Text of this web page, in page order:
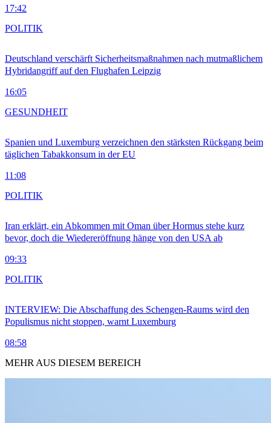
17:42
Deutschland verschärft Sicherheitsmaßnahmen nach mutmaßlichem
Hybridangriff auf den Flughafen Leipzig
16:05
POLITIK
Spanien und Luxemburg verzeichnen den stärksten Rückgang beim
täglichen Tabakkonsum in der EU
11:08
GESUNDHEIT
Iran erklärt, ein Abkommen mit Oman über Hormus stehe kurz
bevor, doch die Wiedereröffnung hänge von den USA ab
09:33
POLITIK
INTERVIEW: Die Abschaffung des Schengen-Raums wird den
Populismus nicht stoppen, warnt Luxemburg
08:58
POLITIK
MEHR AUS DIESEM BEREICH